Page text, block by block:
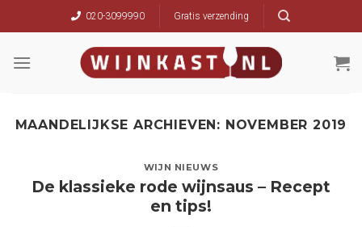
to
020-3099990 Gratis verzending
MAANDELIJKSE ARCHIEVEN: NOVEMBER 2019
WIJN NIEUWS
De klassieke rode wijnsaus – Recept
en tips!